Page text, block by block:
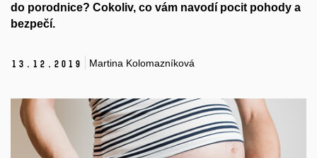
do porodnice? Cokoliv, co vám navodí pocit pohody a
bezpečí.
13. 12. 2019 Martina Kolomazníková